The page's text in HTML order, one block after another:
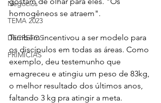
Negócios
TEMA 2023
DECRETOS
PRIMÍCIAS
homogêneos se atraem".
Também incentivou a ser modelo para
os discípulos em todas as áreas. Como
exemplo, deu testemunho que
emagreceu e atingiu um peso de 83kg,
o melhor resultado dos últimos anos,
faltando 3 kg pra atingir a meta.